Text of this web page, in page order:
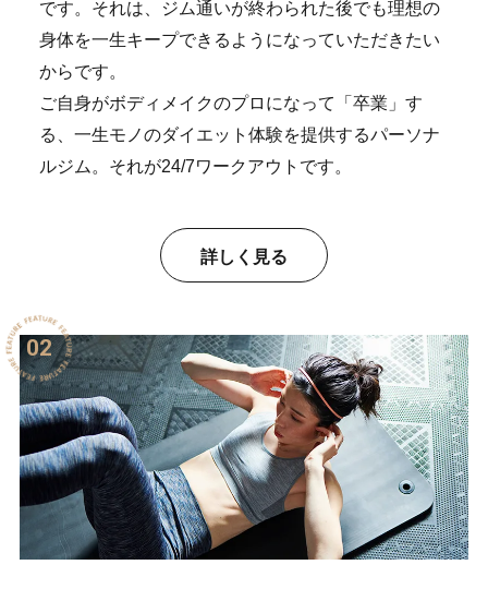
です。それは、ジム通いが終わられた後でも理想の
身体を一生キープできるようになっていただきたい
からです。
ご自身がボディメイクのプロになって「卒業」す
る、一生モノのダイエット体験を提供するパーソナ
ルジム。それが24/7ワークアウトです。
詳しく見る
02